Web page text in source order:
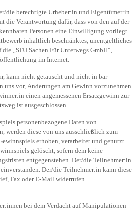
die berechtigte Urheber:in und Eigentümer:in
die Verantwortung dafür, dass von den auf der
Personen eine Einwilligung vorliegt.
inhaltlich beschränktes, unentgeltliches
„SFU Sachen Für Unterwegs GmbH“,
im Internet.
kann nicht getauscht und nicht in bar
uns vor, Änderungen am Gewinn vorzunehmen
einen angemessenen Ersatzgewinn zur
ist ausgeschlossen.
personenbezogene Daten von
werden diese von uns ausschließlich zum
erhoben, verarbeitet und genutzt
gelöscht, sofern dem keine
entgegenstehen. Der/die Teilnehmer:in
Der/die Teilnehmer:in kann diese
Fax oder E-Mail widerrufen.
bei dem Verdacht auf Manipulationen